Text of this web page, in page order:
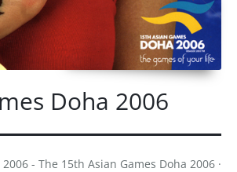
Doha 2006
- The 15th Asian Games Doha 2006 ·